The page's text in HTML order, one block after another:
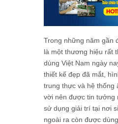
Trong những năm gần
là một thương hiệu rất
dùng Việt Nam ngày
thiết kế đẹp đã mắt,
trung thực và hệ thống
vời nên được tin tưởng
sử dụng giải trí tại nơi
ngoài ra còn được